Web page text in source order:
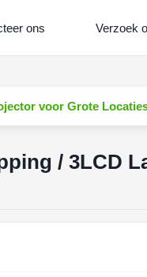
ons Verzoek
voor Grote
/ 3LCD